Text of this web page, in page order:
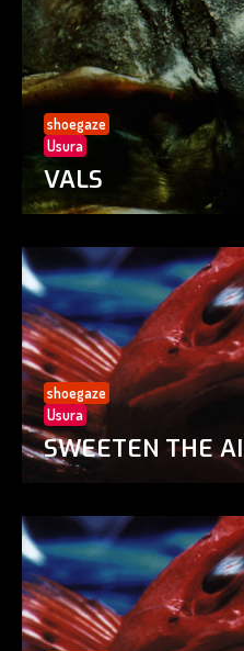
shoegaze
Usura
VALS
shoegaze
Usura
SWEETEN THE